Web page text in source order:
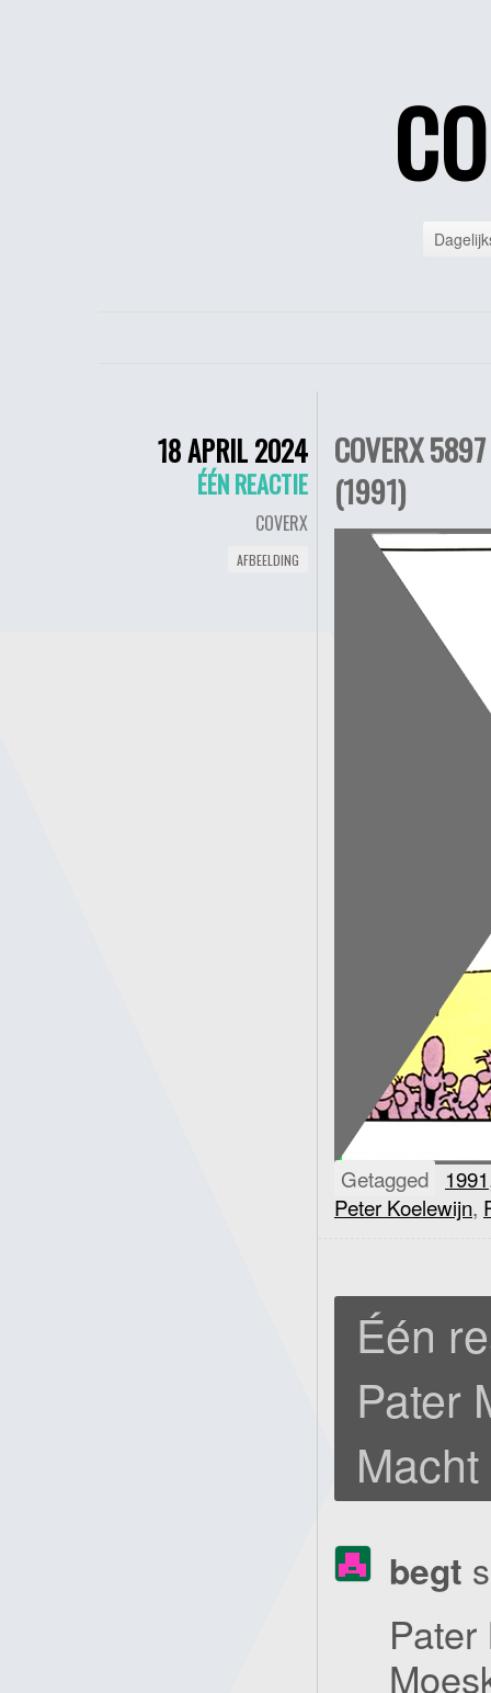
18 APRIL 2024
ÉÉN REACTIE
COVERX
AFBEELDING
COVERX
(1991)
Getagged 1991
Peter Koelewijn,
Één
Pater
begt